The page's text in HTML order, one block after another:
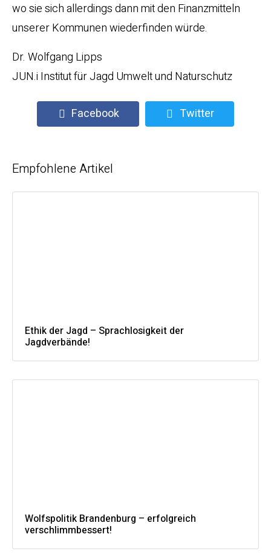
wo sie sich allerdings dann mit den Finanzmitteln
unserer Kommunen wiederfinden würde.
Dr. Wolfgang Lipps
JUN.i Institut für Jagd Umwelt und Naturschutz
Facebook Twitter
Empfohlene Artikel
Ethik der Jagd – Sprachlosigkeit der
Jagdverbände!
Wolfspolitik Brandenburg – erfolgreich
verschlimmbessert!